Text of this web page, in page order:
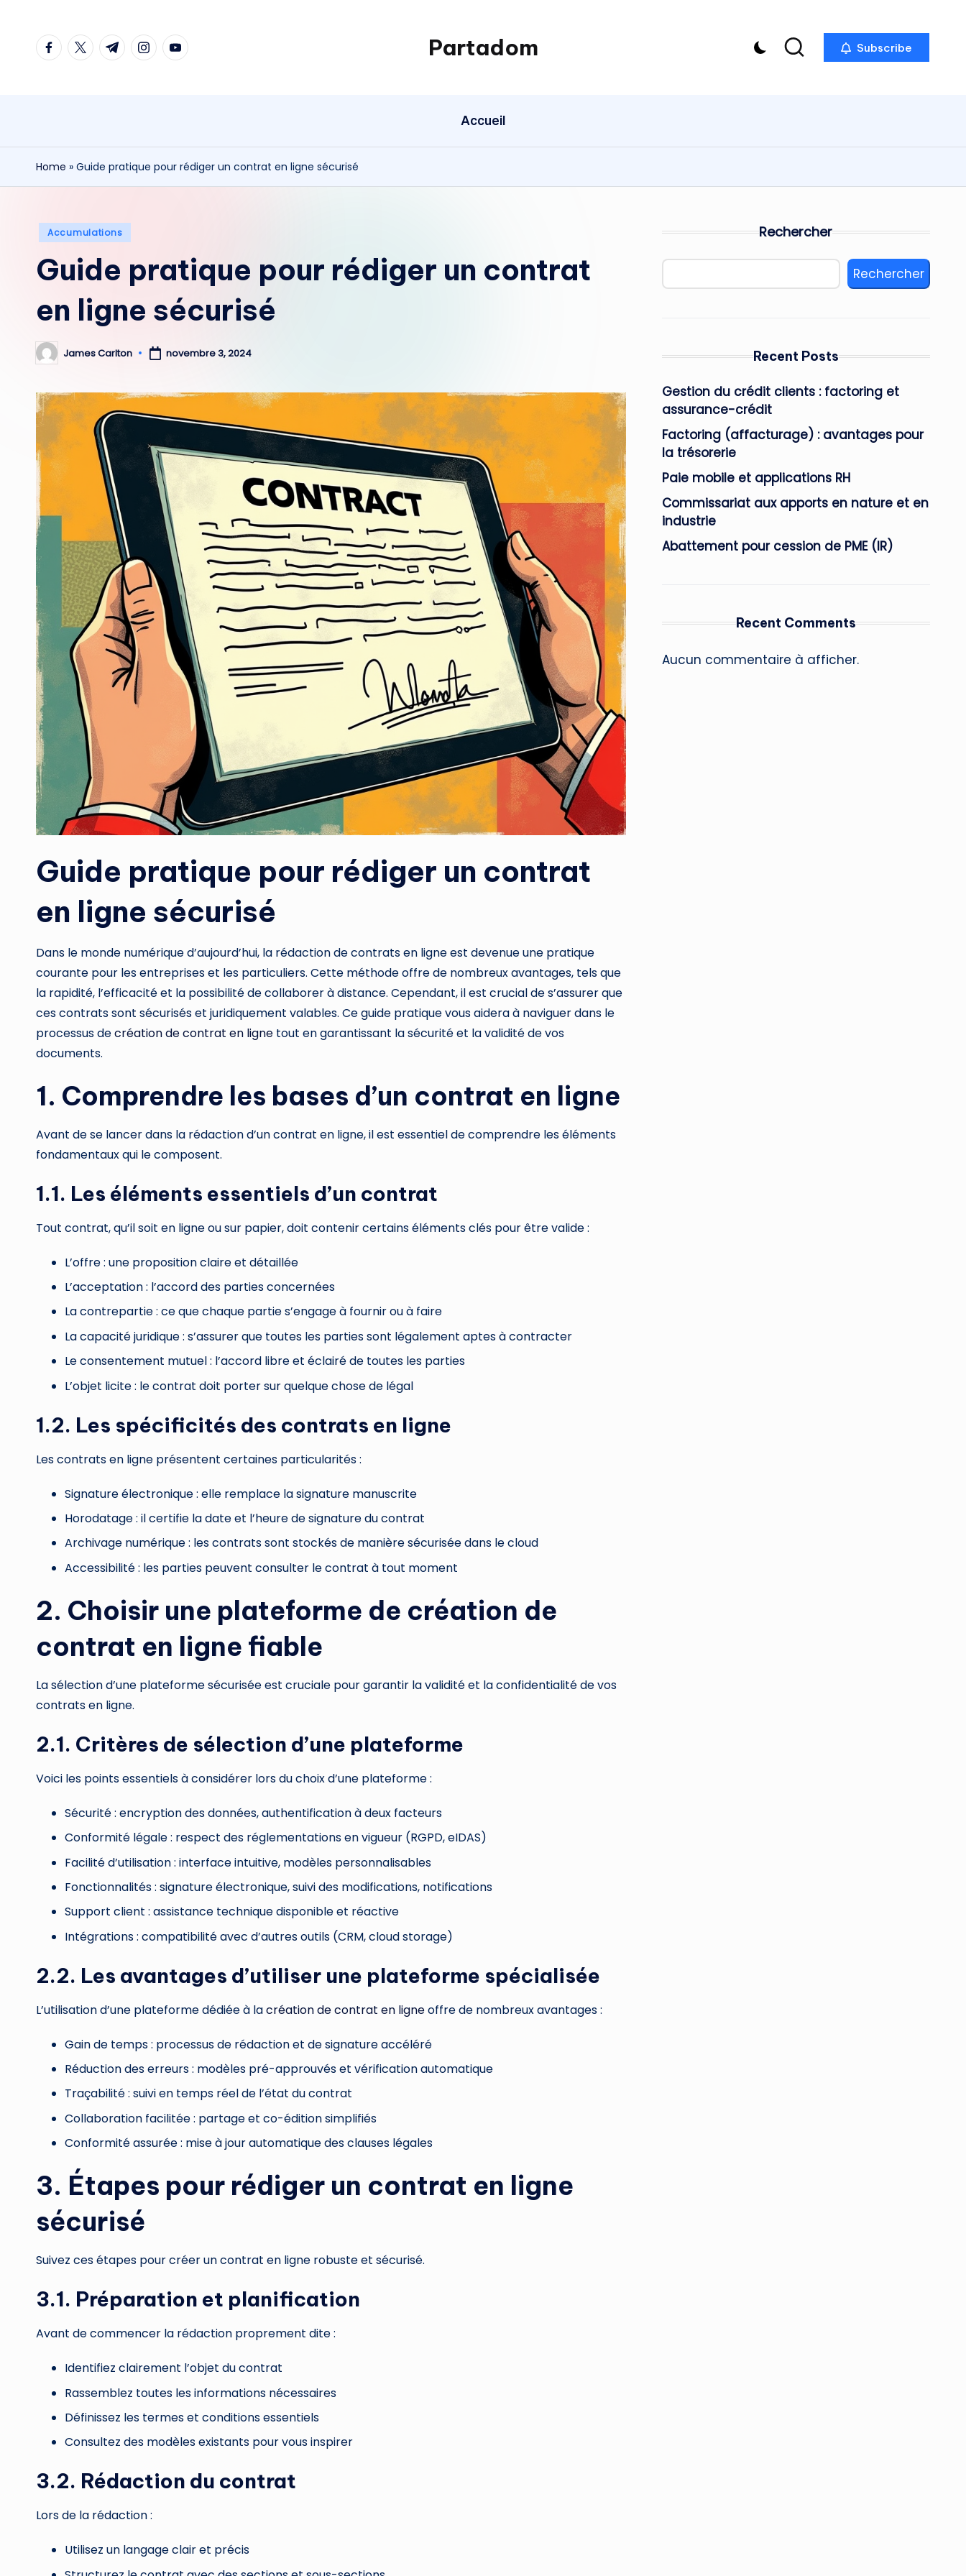
facebook.com
twitter.com
t.me instagram.com
youtube.com Partadom Subscribe
Accueil
Home » Guide pratique pour rédiger un contrat en ligne sécurisé
Posted
Accumulations
Guide pratique pour rédiger un contrat
en ligne sécurisé
Posted
by
James Carlton novembre 3, 2024
Guide pratique pour rédiger un contrat
en ligne sécurisé
Dans le monde numérique d’aujourd’hui, la rédaction de contrats en ligne est devenue une pratique
courante pour les entreprises et les particuliers. Cette méthode offre de nombreux avantages, tels que
la rapidité, l’efficacité et la possibilité de collaborer à distance. Cependant, il est crucial de s’assurer que
ces contrats sont sécurisés et juridiquement valables. Ce guide pratique vous aidera à naviguer dans le
processus decréation de contrat en ligne tout en garantissant la sécurité et la validité de vos
documents.
1. Comprendre les bases d’un contrat en ligne
Avant de se lancer dans la rédaction d’un contrat en ligne, il est essentiel de comprendre les éléments
fondamentaux qui le composent.
1.1. Les éléments essentiels d’un contrat
Tout contrat, qu’il soit en ligne ou sur papier, doit contenir certains éléments clés pour être valide :
L’offre : une proposition claire et détaillée
L’acceptation : l’accord des parties concernées
La contrepartie : ce que chaque partie s’engage à fournir ou à faire
La capacité juridique : s’assurer que toutes les parties sont légalement aptes à contracter
Le consentement mutuel : l’accord libre et éclairé de toutes les parties
L’objet licite : le contrat doit porter sur quelque chose de légal
1.2. Les spécificités des contrats en ligne
Les contrats en ligne présentent certaines particularités :
Signature électronique : elle remplace la signature manuscrite
Horodatage : il certifie la date et l’heure de signature du contrat
Archivage numérique : les contrats sont stockés de manière sécurisée dans le cloud
Accessibilité : les parties peuvent consulter le contrat à tout moment
2. Choisir une plateforme de création de
contrat en ligne fiable
La sélection d’une plateforme sécurisée est cruciale pour garantir la validité et la confidentialité de vos
contrats en ligne.
2.1. Critères de sélection d’une plateforme
Voici les points essentiels à considérer lors du choix d’une plateforme :
Sécurité : encryption des données, authentification à deux facteurs
Conformité légale : respect des réglementations en vigueur (RGPD, eIDAS)
Facilité d’utilisation : interface intuitive, modèles personnalisables
Fonctionnalités : signature électronique, suivi des modifications, notifications
Support client : assistance technique disponible et réactive
Intégrations : compatibilité avec d’autres outils (CRM, cloud storage)
2.2. Les avantages d’utiliser une plateforme spécialisée
L’utilisation d’une plateforme dédiée à lacréation de contrat en ligneoffre de nombreux avantages :
Gain de temps : processus de rédaction et de signature accéléré
Réduction des erreurs : modèles pré-approuvés et vérification automatique
Traçabilité : suivi en temps réel de l’état du contrat
Collaboration facilitée : partage et co-édition simplifiés
Conformité assurée : mise à jour automatique des clauses légales
3. Étapes pour rédiger un contrat en ligne
sécurisé
Suivez ces étapes pour créer un contrat en ligne robuste et sécurisé.
3.1. Préparation et planification
Avant de commencer la rédaction proprement dite :
Identifiez clairement l’objet du contrat
Rassemblez toutes les informations nécessaires
Définissez les termes et conditions essentiels
Consultez des modèles existants pour vous inspirer
3.2. Rédaction du contrat
Lors de la rédaction :
Utilisez un langage clair et précis
Rechercher
Rechercher
Recent Posts
Gestion du crédit clients : factoring et
assurance-crédit
Factoring (affacturage) : avantages pour
la trésorerie
Paie mobile et applications RH
Commissariat aux apports en nature et en
industrie
Abattement pour cession de PME (IR)
Recent Comments
Aucun commentaire à afficher.